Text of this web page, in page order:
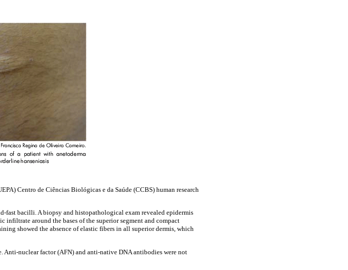
Centro de Ciências Biológicas e da Saúde (CCBS) human research
fast bacilli. A biopsy and histopathological exam revealed epidermis
infiltrate around the bases of the superior segment and compact
showed the absence of elastic fibers in all superior dermis, which
nuclear factor (AFN) and anti-native DNA antibodies were not